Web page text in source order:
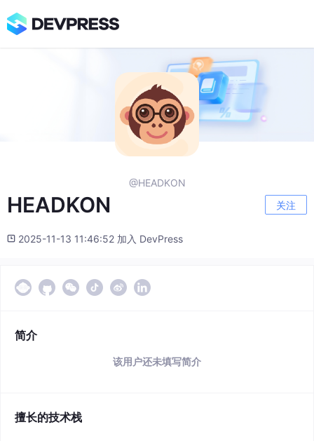
@HEADKON
HEADKON 关注
2025-11-13 11:46:52 加入 DevPress
简介
该用户还未填写简介
擅长的技术栈